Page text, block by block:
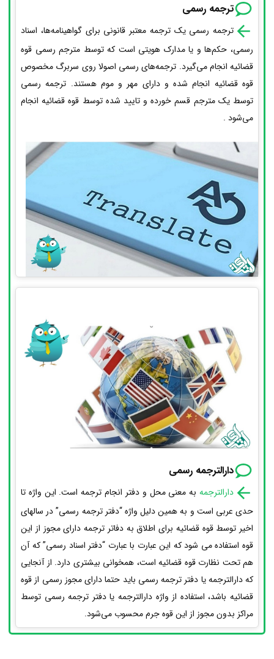
ترجمه رسمی
ترجمه رسمی یک ترجمه معتبر قانونی برای گواهینامه‌ها، اسناد
رسمی، حکم‌ها و یا مدارک هویتی است که توسط مترجم رسمی قوه
قضائیه انجام می‌گیرد. ترجمه‌های رسمی اصولا روی سربرگ مخصوص
قوه قضائیه انجام شده و دارای مهر و موم هستند. ترجمه رسمی
توسط یک مترجم قسم خورده و تایید شده توسط قوه قضائیه انجام
می‌شود .
دارالترجمه رسمی
دارالترجمه به معنی محل و دفتر انجام ترجمه است. این واژه تا
حدی عربی است و به همین دلیل واژه “دفتر ترجمه رسمی” در سالهای
اخیر توسط قوه قضائیه برای اطلاق به دفاتر ترجمه دارای مجوز از این
قوه استفاده می شود که این عبارت با عبارت “دفتر اسناد رسمی” که آن
هم تحت نظارت قوه قضائیه است، همخوانی بیشتری دارد. از آنجایی
که دارالترجمه یا دفتر ترجمه رسمی باید حتما دارای مجوز رسمی از قوه
قضائیه باشد، استفاده از واژه دارالترجمه یا دفتر ترجمه رسمی توسط
مراکز بدون مجوز از این قوه جرم محسوب می‌شود.